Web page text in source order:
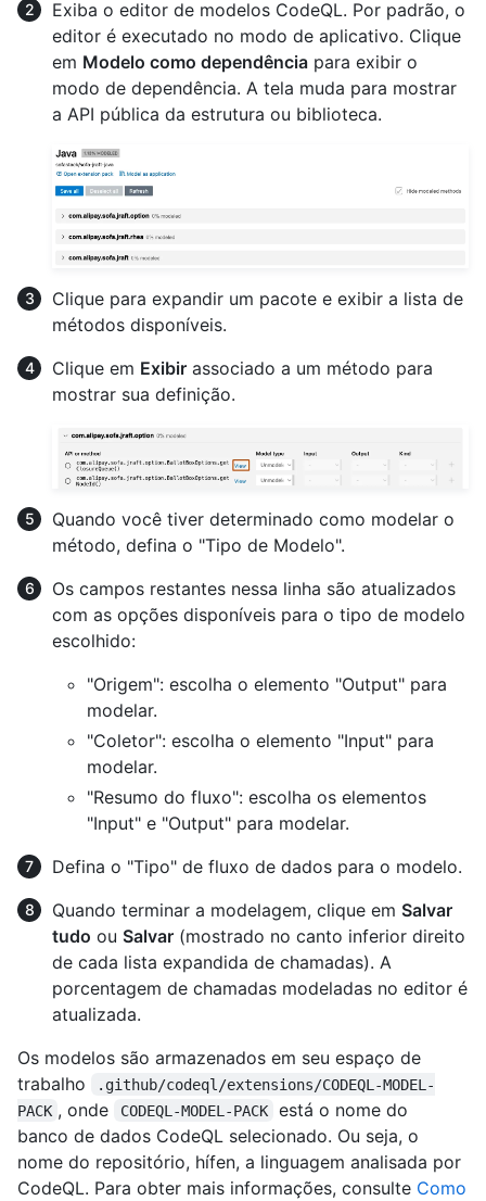
Exiba o editor de modelos CodeQL. Por padrão, o
editor é executado no modo de aplicativo. Clique
em Modelo como dependência para exibir o
modo de dependência. A tela muda para mostrar
a API pública da estrutura ou biblioteca.
Clique para expandir um pacote e exibir a lista de
métodos disponíveis.
Clique em Exibir associado a um método para
mostrar sua definição.
Quando você tiver determinado como modelar o
método, defina o "Tipo de Modelo".
Os campos restantes nessa linha são atualizados
com as opções disponíveis para o tipo de modelo
escolhido:
"Origem": escolha o elemento "Output" para
modelar.
"Coletor": escolha o elemento "Input" para
modelar.
"Resumo do fluxo": escolha os elementos
"Input" e "Output" para modelar.
Defina o "Tipo" de fluxo de dados para o modelo.
Quando terminar a modelagem, clique em Salvar
tudo ou Salvar (mostrado no canto inferior direito
de cada lista expandida de chamadas). A
porcentagem de chamadas modeladas no editor é
atualizada.
Os modelos são armazenados em seu espaço de
trabalho
.github/codeql/extensions/CODEQL-MODEL-
PACK , onde CODEQL-MODEL-PACK
está o nome do
banco de dados CodeQL selecionado. Ou seja, o
nome do repositório, hífen, a linguagem analisada por
CodeQL. Para obter mais informações, consulte Como